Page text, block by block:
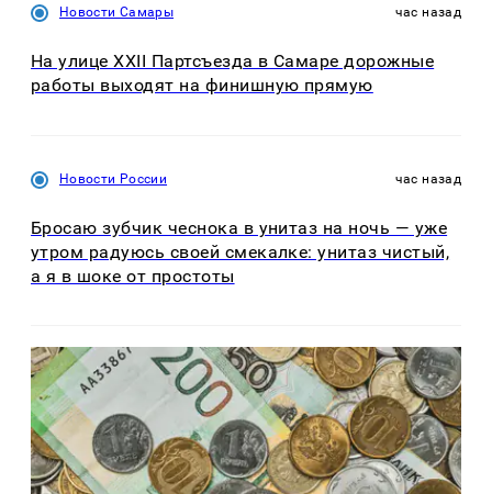
Новости Самары час назад
На улице XXII Партсъезда в Самаре дорожные
работы выходят на финишную прямую
Новости России час назад
Бросаю зубчик чеснока в унитаз на ночь — уже
утром радуюсь своей смекалке: унитаз чистый,
а я в шоке от простоты